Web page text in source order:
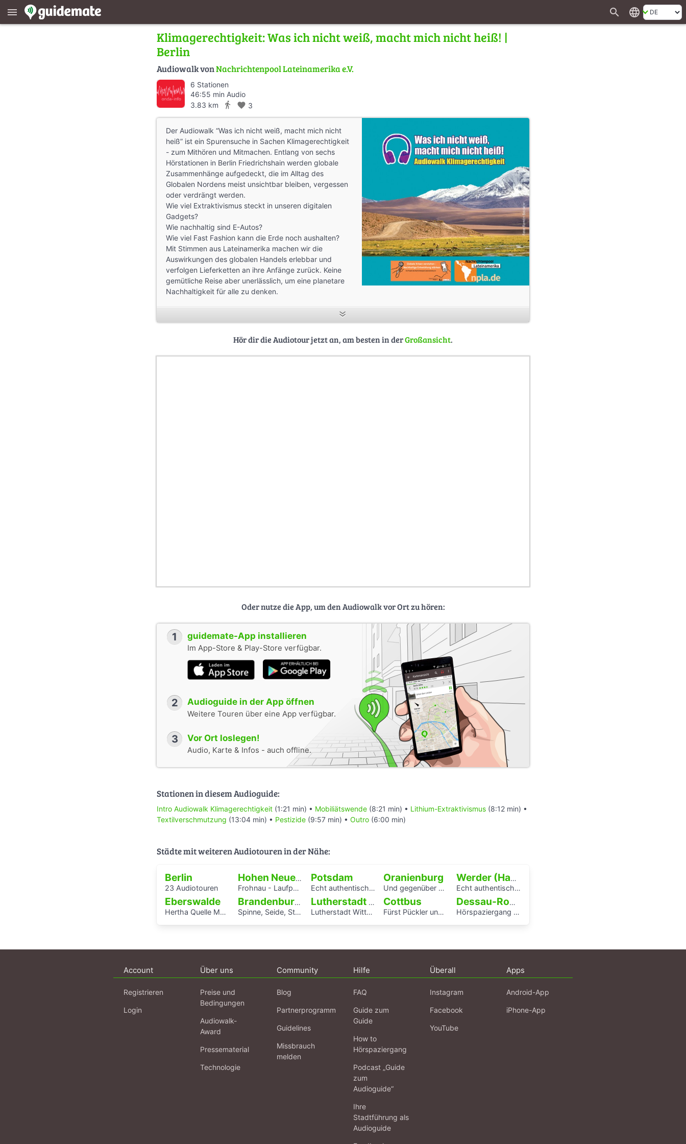
menu search language
Klimagerechtigkeit: Was ich nicht weiß, macht mich nicht heiß! |
Berlin
Audiowalk vonNachrichtenpool Lateinamerika e.V.
6 Stationen
46:55 min Audio
3.83 km
directions_walk favorite 3
Der Audiowalk “Was ich nicht weiß, macht mich nicht
heiß” ist ein Spurensuche in Sachen Klimagerechtigkeit
- zum Mithören und Mitmachen. Entlang von sechs
Hörstationen in Berlin Friedrichshain werden globale
Zusammenhänge aufgedeckt, die im Alltag des
Globalen Nordens meist unsichtbar bleiben, vergessen
oder verdrängt werden.
Wie viel Extraktivismus steckt in unseren digitalen
Gadgets?
Wie nachhaltig sind E-Autos?
Wie viel Fast Fashion kann die Erde noch aushalten?
Mit Stimmen aus Lateinamerika machen wir die
Auswirkungen des globalen Handels erlebbar und
verfolgen Lieferketten an ihre Anfänge zurück. Keine
gemütliche Reise aber unerlässlich, um eine planetare
Nachhaltigkeit für alle zu denken.
Hör dir die Audiotour jetzt an, am besten in derGroßansicht.
Oder nutze die App, um den Audiowalk vor Ort zu hören:
1 guidemate-App installieren
Im App-Store & Play-Store verfügbar.
2 Audioguide in der App öffnen
Weitere Touren über eine App verfügbar.
3 Vor Ort loslegen!
Audio, Karte & Infos - auch offline.
Stationen in diesem Audioguide:
Intro Audiowalk Klimagerechtigkeit (1:21 min) • Mobiliätswende (8:21 min) • Lithium-Extraktivismus (8:12 min) •
Textilverschmutzung (13:04 min) • Pestizide (9:57 min) • Outro (6:00 min)
Städte mit weiteren Audiotouren in der Nähe:
Berlin
23 Audiotouren
Hohen Neuendorf
Frohnau - Laufpark Reinickendorf
Potsdam
Echt authentisch? Ein Hörspaziergang durch Potsdams Mitte
Oranienburg
Und gegenüber spielt die Blaskapelle
Werder (Havel)
Echt authentisch? Ein Hörspaziergang durch Potsdams Mitte
Eberswalde
Hertha Quelle Moorwanderung
Brandenburg an der Havel
Spinne, Seide, Stahl – Arbeit und Kunst in Brandenburg.
Lutherstadt Wittenberg
Lutherstadt Wittenberg
Cottbus
Fürst Pückler und Branitz
Dessau-Roßlau
Hörspaziergang rund um die Laubenganghäuser der Bauhaussiedlung Törten
Account
Registrieren
Login
Über uns
Preise und
Bedingungen
Audiowalk-
Award
Pressematerial
Technologie
Community
Blog
Partnerprogramm
Guidelines
Missbrauch
melden
Hilfe
FAQ
Guide zum
Guide
How to
Hörspaziergang
Podcast „Guide
zum
Audioguide“
Ihre
Stadtführung als
Audioguide
Überall
Instagram
Facebook
YouTube
Apps
Android-App
iPhone-App